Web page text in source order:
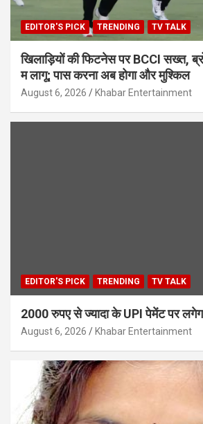
EDITOR'S PICK TRENDING TV TALK
खिलाड़ियों की फिटनेस पर BCCI सख्त,
म लागू; पास करना अब होगा और मुश्किल
August 6, 2026 Khabar Entertainment
EDITOR'S PICK TRENDING TV TALK
2000 रुपए से ज्यादा के UPI पेमेंट पर
August 6, 2026 Khabar Entertainment